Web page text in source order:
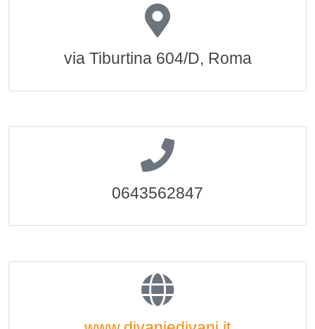
via Tiburtina 604/D, Roma
0643562847